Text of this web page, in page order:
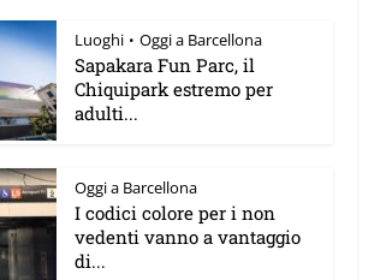
Luoghi • Oggi a Barcellona
Sapakara Fun Parc, il
Chiquipark estremo per
adulti...
Oggi a Barcellona
I codici colore per i non
vedenti vanno a vantaggio
di...